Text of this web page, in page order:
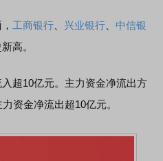
工商银行 兴业银行
中信银
高。
超10亿元。主力资金净流出方
力资金净流出超10亿元。